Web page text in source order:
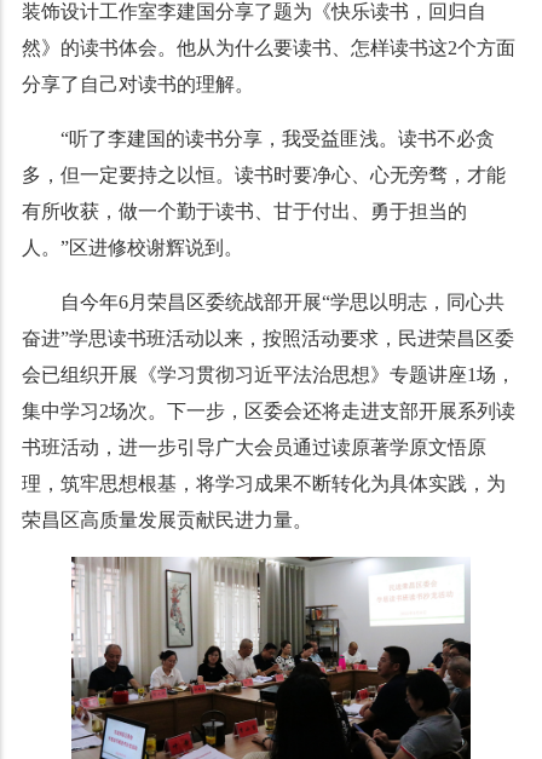
装饰设计工作室李建国分享了题为《快乐读书，回归自
然》的读书体会。他从为什么要读书、怎样读书这2个方面
分享了自己对读书的理解。
“听了李建国的读书分享，我受益匪浅。读书不必贪
多，但一定要持之以恒。读书时要净心、心无旁骛，才能
有所收获，做一个勤于读书、甘于付出、勇于担当的
人。”区进修校谢辉说到。
自今年6月荣昌区委统战部开展“学思以明志，同心共
奋进”学思读书班活动以来，按照活动要求，民进荣昌区委
会已组织开展《学习贯彻习近平法治思想》专题讲座1场，
集中学习2场次。下一步，区委会还将走进支部开展系列读
书班活动，进一步引导广大会员通过读原著学原文悟原
理，筑牢思想根基，将学习成果不断转化为具体实践，为
荣昌区高质量发展贡献民进力量。